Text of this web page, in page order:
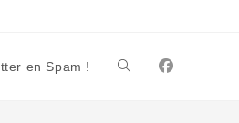
en Spam ! Toggle